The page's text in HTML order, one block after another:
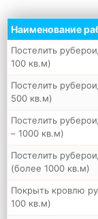
Наименование
Постелить
100 кв.м)
Постелить
500 кв.м)
Постелить
– 1000 кв.м)
Постелить
(более 1000 кв.м)
Покрыть кровлю
100 кв.м)